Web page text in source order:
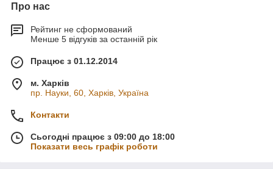
Про нас
Рейтинг не сформований
Менше 5 відгуків за останній рік
Працює з 01.12.2014
м. Харків
пр. Науки, 60, Харків, Україна
Контакти
Сьогодні працює з 09:00 до 18:00
Показати весь графік роботи